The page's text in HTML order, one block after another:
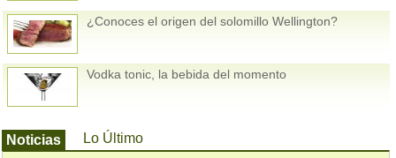
¿Conoces el origen del solomillo Wellington?
Vodka tonic, la bebida del momento
Noticias Lo Último